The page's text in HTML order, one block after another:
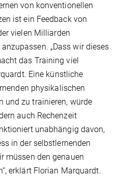
von konventionellen
ist ein Feedback von
vielen Milliarden
„Dass wir dieses
das Training viel
Eine künstliche
physikalischen
und zu trainieren, würde
auch Rechenzeit
unabhängig davon,
in der selbstlernenden
müssen den genauen
erklärt Florian Marquardt.